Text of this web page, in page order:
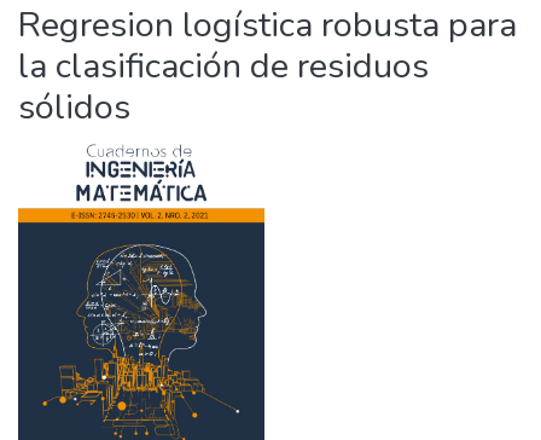
Regresion logística robusta para
la clasificación de residuos
sólidos